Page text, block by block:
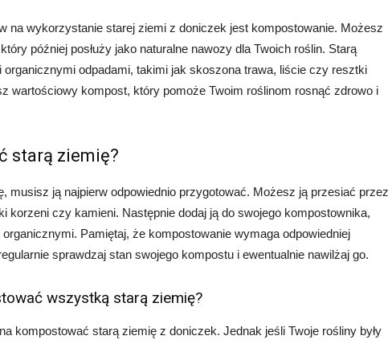
na wykorzystanie starej ziemi z doniczek jest kompostowanie. Możesz
później posłuży jako naturalne nawozy dla Twoich roślin. Starą
odpadami, takimi jak skoszona trawa, liście czy resztki
wartościowy kompost, który pomoże Twoim roślinom rosnąć zdrowo i
starą ziemię?
musisz ją najpierw odpowiednio przygotować. Możesz ją przesiać przez
korzeni czy kamieni. Następnie dodaj ją do swojego kompostownika,
Pamiętaj, że kompostowanie wymaga odpowiedniej
sprawdzaj stan swojego kompostu i ewentualnie nawilżaj go.
wszystką starą ziemię?
kompostować starą ziemię z doniczek. Jednak jeśli Twoje rośliny były